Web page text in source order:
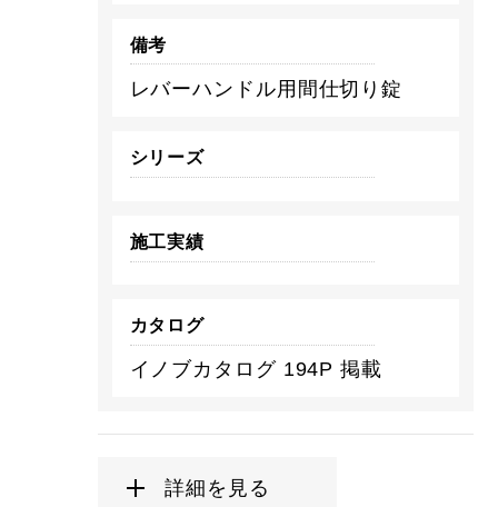
備考
レバーハンドル用間仕切り錠
シリーズ
施工実績
カタログ
イノブカタログ 194P 掲載
詳細を見る